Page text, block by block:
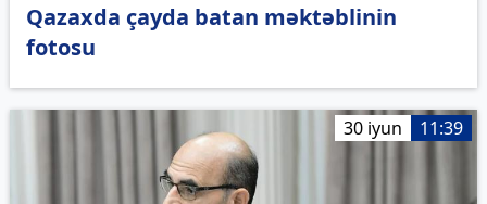
Qazaxda çayda batan məktəblinin
fotosu
30 iyun 11:39